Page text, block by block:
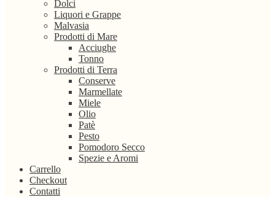
Dolci
Liquori e Grappe
Malvasia
Prodotti di Mare
Acciughe
Tonno
Prodotti di Terra
Conserve
Marmellate
Miele
Olio
Patè
Pesto
Pomodoro Secco
Spezie e Aromi
Carrello
Checkout
Contatti